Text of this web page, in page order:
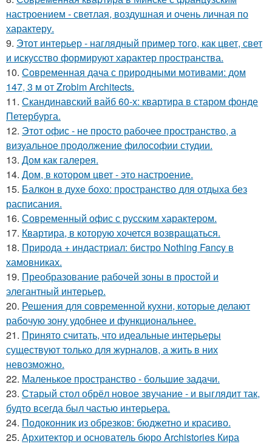
настроением - светлая, воздушная и очень личная по
характеру.
9. Этот интерьер - наглядный пример того, как цвет, свет
и искусство формируют характер пространства.
10. Современная дача с природными мотивами: дом
147, 3 м от Zrobim Architects.
11. Скандинавский вайб 60-х: квартира в старом фонде
Петербурга.
12. Этот офис - не просто рабочее пространство, а
визуальное продолжение философии студии.
13. Дом как галерея.
14. Дом, в котором цвет - это настроение.
15. Балкон в духе бохо: пространство для отдыха без
расписания.
16. Современный офис с русским характером.
17. Квартира, в которую хочется возвращаться.
18. Природа + индастриал: бистро Nothing Fancy в
хамовниках.
19. Преобразование рабочей зоны в простой и
элегантный интерьер.
20. Решения для современной кухни, которые делают
рабочую зону удобнее и функциональнее.
21. Принято считать, что идеальные интерьеры
существуют только для журналов, а жить в них
невозможно.
22. Маленькое пространство - большие задачи.
23. Старый стол обрёл новое звучание - и выглядит так,
будто всегда был частью интерьера.
24. Подоконник из обрезков: бюджетно и красиво.
25. Архитектор и основатель бюро Archistories Кира